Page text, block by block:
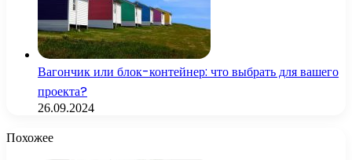
Вагончик или блок-контейнер: что выбрать для вашего
проекта?
26.09.2024
Похожее